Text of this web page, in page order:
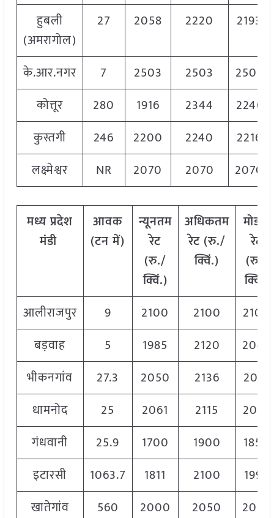
हुबली
(अमरागोल)
27 2058 2220 2193
के.आर.नगर 7 2503 2503
2503
कोत्तूर
280 1916 2344
2246
कुस्तगी
246 2200 2240
2216
लक्ष्मेश्वर
NR 2070 2070 2070
मध्यप्रदेश
मंडी
आवक
(टन में)
न्यूनतम
रेट
(रु./
क्विं.)
अधिकतम
रेट (रु./
क्विं.)
मोडल
रेट
(रु
क्विं
आलीराजपुर
9 2100 2100
2100
बड़वाह
5 1985 2120
2045
भीकनगांव
27.3 2050 2136
2081
धामनोद
25 2061 2115
2096
गंधवानी
25.9 1700 1900
1850
इटारसी
1063.7 1811 2100
1995
खातेगांव
560 2000 2050 2020